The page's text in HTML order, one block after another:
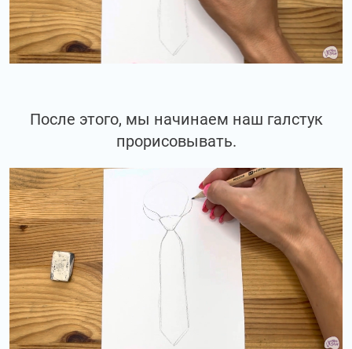
После этого, мы начинаем наш галстук
прорисовывать.